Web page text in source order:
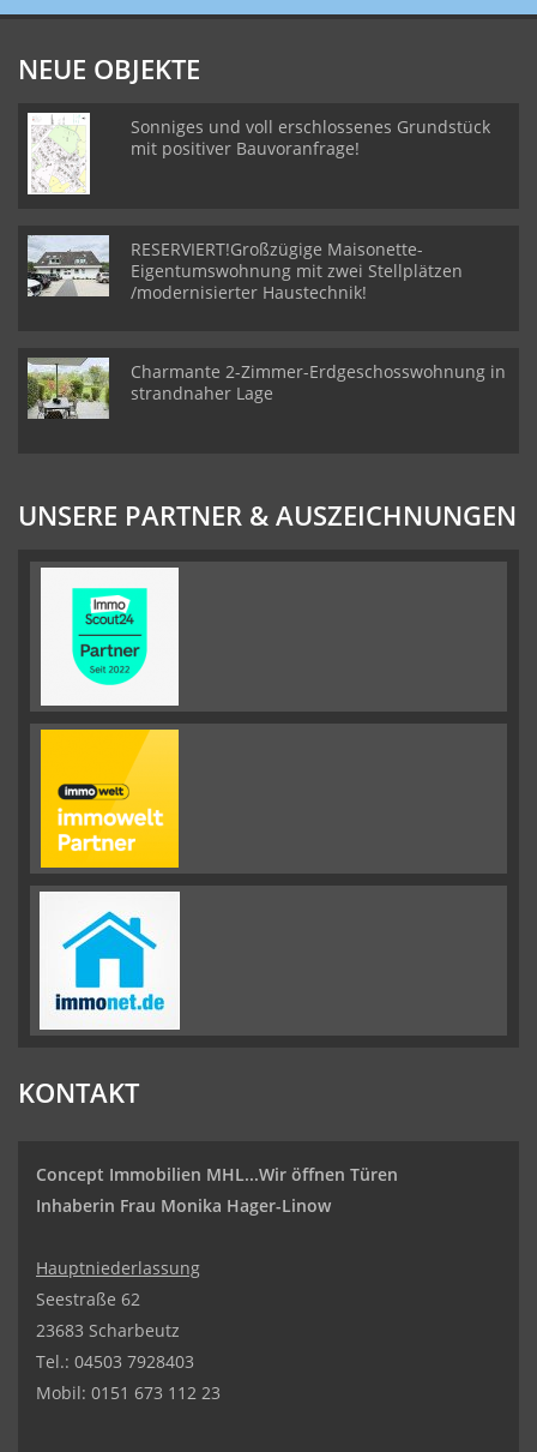
NEUE OBJEKTE
Sonniges und voll erschlossenes Grundstück
mit positiver Bauvoranfrage!
RESERVIERT!Großzügige Maisonette-
Eigentumswohnung mit zwei Stellplätzen
/modernisierter Haustechnik!
Charmante 2-Zimmer-Erdgeschosswohnung in
strandnaher Lage
UNSERE PARTNER & AUSZEICHNUNGEN
KONTAKT
Concept Immobilien MHL...Wir öffnen Türen
Inhaberin Frau Monika Hager-Linow
Hauptniederlassung
Seestraße 62
23683 Scharbeutz
Tel.: 04503 7928403
Mobil: 0151 673 112 23